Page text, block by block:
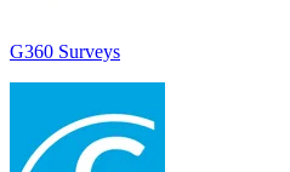
G360 Surveys